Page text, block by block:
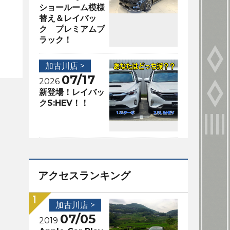
ショールーム模様
替え＆レイバッ
ク プレミアムブ
ラック！
加古川店 >
2026 07/17
新登場！レイバッ
クS:HEV！！
アクセスランキング
加古川店 >
2019 07/05